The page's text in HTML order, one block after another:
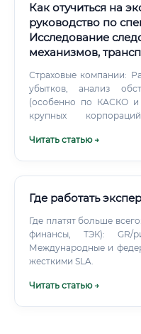
Как отучиться на
руководство по
Исследование
механизмов,
Страховые компании:
убытков, анализ
(особенно по КАСКО и
крупных
имущества.
Читать статью →
Где работать
Где платят больше всего: Крупные компании (энергетика,
финансы, ТЭК): GR/
Международные и
жесткими SLA.
Читать статью →